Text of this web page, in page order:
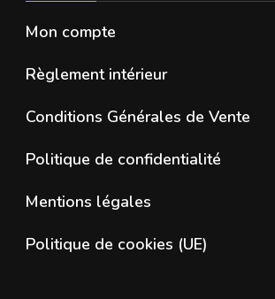
Mon compte
Règlement intérieur
Conditions Générales de Vente
Politique de confidentialité
Mentions légales
Politique de cookies (UE)